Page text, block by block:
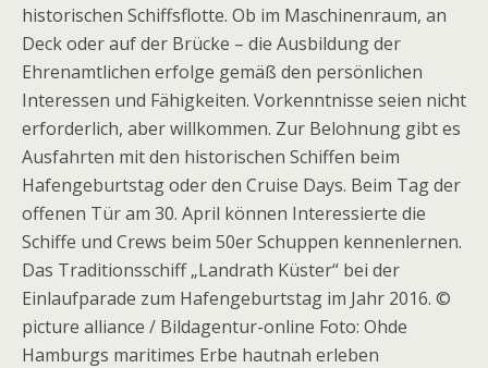
historischen Schiffsflotte. Ob im Maschinenraum, an
Deck oder auf der Brücke – die Ausbildung der
Ehrenamtlichen erfolge gemäß den persönlichen
Interessen und Fähigkeiten. Vorkenntnisse seien nicht
erforderlich, aber willkommen. Zur Belohnung gibt es
Ausfahrten mit den historischen Schiffen beim
Hafengeburtstag oder den Cruise Days. Beim Tag der
offenen Tür am 30. April können Interessierte die
Schiffe und Crews beim 50er Schuppen kennenlernen.
Das Traditionsschiff „Landrath Küster“ bei der
Einlaufparade zum Hafengeburtstag im Jahr 2016. ©
picture alliance / Bildagentur-online Foto: Ohde
Hamburgs maritimes Erbe hautnah erleben